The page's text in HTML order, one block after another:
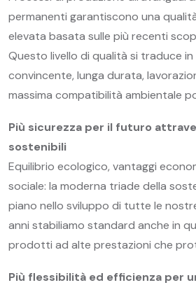
permanenti garantiscono una
elevata basata sulle più recenti
Questo livello di qualità si traduce
convincente, lunga durata,
massima compatibilità ambientale
Più sicurezza per il futuro
sostenibili
Equilibrio ecologico, vantaggi
sociale: la moderna triade della
piano nello sviluppo di tutte le
anni stabiliamo standard anche in
prodotti ad alte prestazioni che
Più flessibilità ed efficienza per